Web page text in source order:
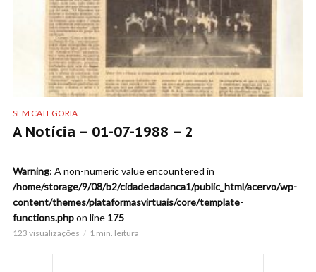
SEM CATEGORIA
A Notícia – 01-07-1988 – 2
Warning: A non-numeric value encountered in
/home/storage/9/08/b2/cidadedadanca1/public_html/acervo/wp-
content/themes/plataformasvirtuais/core/template-
functions.phpon line 175
123 visualizações 1 min. leitura